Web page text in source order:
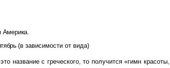
Америка.
(в зависимости от вида)
название с греческого, то по­лучится «гимн красоты,